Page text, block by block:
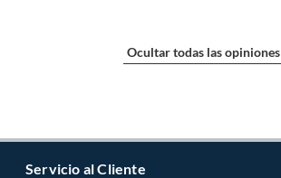
Ocultar todas las opiniones
Servicio al Cliente